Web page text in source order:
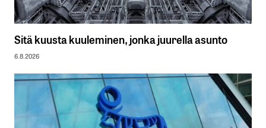
Sitä kuusta kuuleminen, jonka juurella asunto
6.8.2026